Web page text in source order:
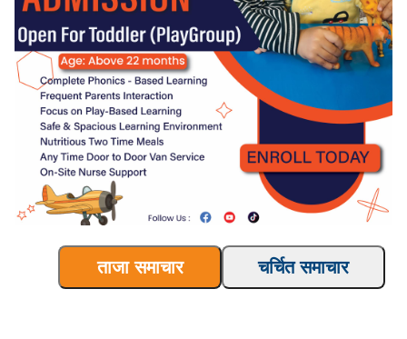
ताजा समाचार चर्चित समाचार